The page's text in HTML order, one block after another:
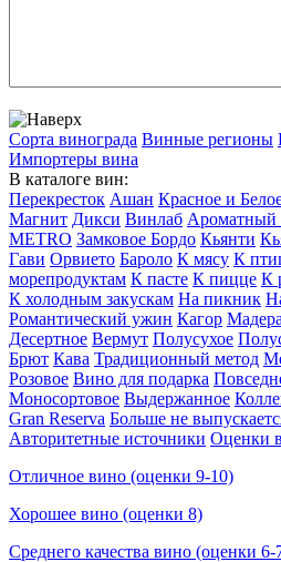
Сорта винограда Винные регионы
Импортеры вина
В каталоге вин:
Перекресток Ашан Красное и
Магнит Дикси Винлаб
METRO Замковое Бордо Кьянти
Гави Орвието Бароло К мясу К
морепродуктам К пасте К пицце К
К холодным закускам На пикник
Романтический ужин Кагор Мадера
Десертное Вермут Полусухое
Брют Кава Традиционный метод
Розовое Вино для подарка
Моносортовое Выдержанное
Gran Reserva Больше не
Авторитетные источники Оценки
Отличное вино (оценки 9-10)
Хорошее вино (оценки 8)
Среднего качества вино (оценки 6-